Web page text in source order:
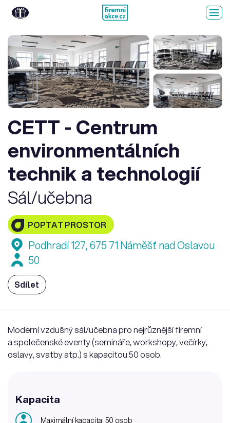
CETT - Centrum
environmentálních
technik a technologií
Sál/učebna
POPTAT PROSTOR
Podhradí 127, 675 71 Náměšť nad Oslavou
50
Sdílet
Moderní vzdušný sál/učebna pro nejrůznější firemní
a společenské eventy (semináře, workshopy, večírky,
oslavy, svatby atp.) s kapacitou 50 osob.
Kapacita
Maximální kapacita: 50 osob